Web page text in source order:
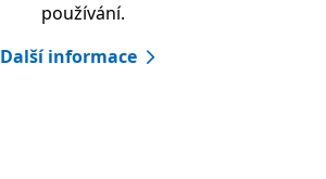
používání.
Další informace